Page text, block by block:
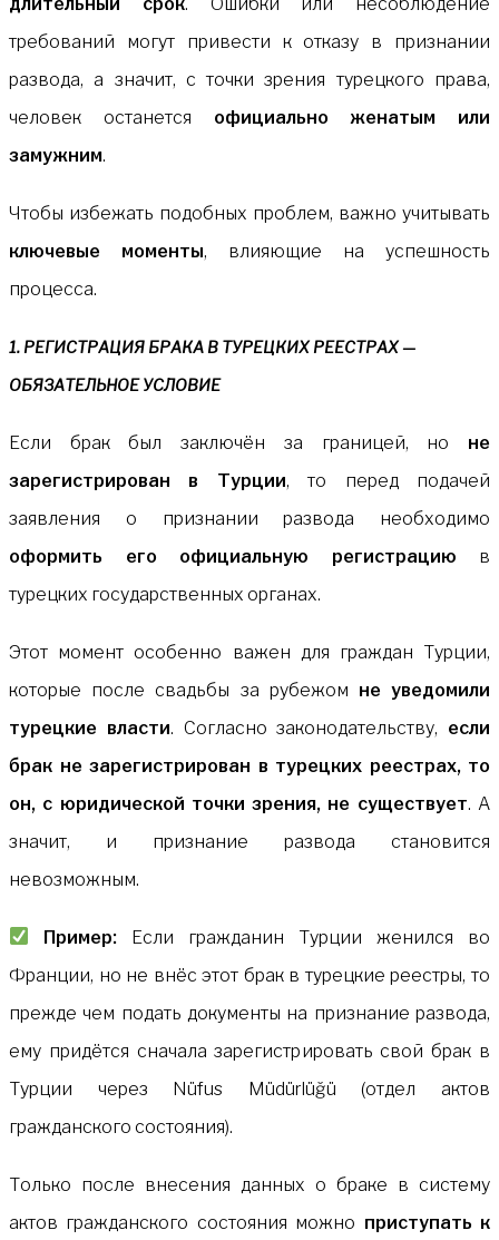
требований могут привести к отказу в признании
развода, а значит, с точки зрения турецкого права,
человек останется официально женатым или
замужним.
Чтобы избежать подобных проблем, важно учитывать
ключевые моменты, влияющие на успешность
процесса.
1. РЕГИСТРАЦИЯ БРАКА В ТУРЕЦКИХ РЕЕСТРАХ —
ОБЯЗАТЕЛЬНОЕ УСЛОВИЕ
Если брак был заключён за границей, но не
зарегистрирован в Турции, то перед подачей
заявления о признании развода необходимо
оформить его официальную регистрацию в
турецких государственных органах.
Этот момент особенно важен для граждан Турции,
которые после свадьбы за рубежом не уведомили
турецкие власти. Согласно законодательству, если
брак не зарегистрирован в турецких реестрах, то
он, с юридической точки зрения, не существует. А
значит, и признание развода становится
невозможным.
Пример: Если гражданин Турции женился во
Франции, но не внёс этот брак в турецкие реестры, то
прежде чем подать документы на признание развода,
ему придётся сначала зарегистрировать свой брак в
Турции через Nüfus Müdürlüğü (отдел актов
гражданского состояния).
Только после внесения данных о браке в систему
актов гражданского состояния можно приступать к